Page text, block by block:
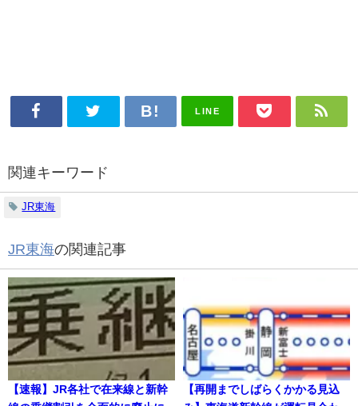
LINE
関連キーワード
JR東海
JR東海の関連記事
【速報】JR各社で在来線と新幹
【再開までしばらくかかる見込